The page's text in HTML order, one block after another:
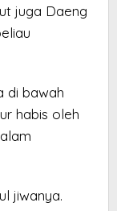
juga Daeng
di bawah
habis oleh
jiwanya.